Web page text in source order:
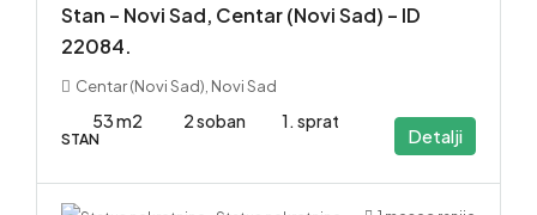
Stan – Novi Sad, Centar (Novi Sad) – ID
22084.
Centar (Novi Sad), Novi Sad
53 m2 2 soban 1. sprat
STAN Detalji